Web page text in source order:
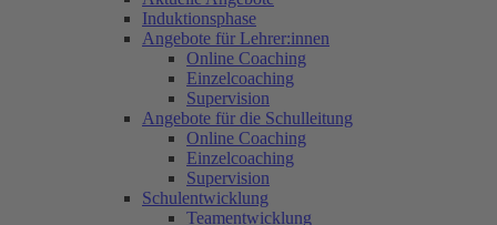
Induktionsphase
Angebote für Lehrer:innen
Online Coaching
Einzelcoaching
Supervision
Angebote für die Schulleitung
Online Coaching
Einzelcoaching
Supervision
Schulentwicklung
Teamentwicklung